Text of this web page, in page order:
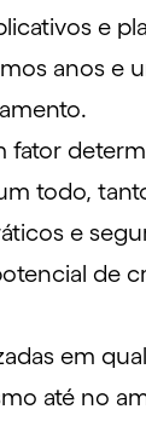
e
anos e
todo,
e
de
em
até no